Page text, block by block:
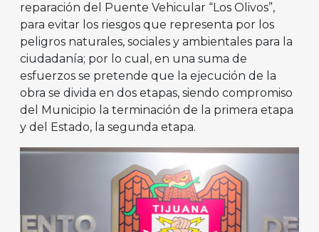
reparación del Puente Vehicular “Los Olivos”,
para evitar los riesgos que representa por los
peligros naturales, sociales y ambientales para la
ciudadanía; por lo cual, en una suma de
esfuerzos se pretende que la ejecución de la
obra se divida en dos etapas, siendo compromiso
del Municipio la terminación de la primera etapa
y del Estado, la segunda etapa.